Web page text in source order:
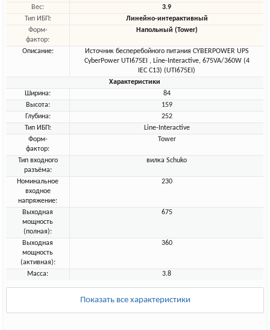
Вес:
3.9
Тип ИБП:
Линейно-интерактивный
Форм-
фактор:
Напольный (Tower)
Описание:
Источник бесперебойного питания CYBERPOWER UPS
CyberPower UTI675EI , Line-Interactive, 675VA/360W (4
IEC С13) (UTI675EI)
Характеристики
Ширина:
84
Высота:
159
Глубина:
252
Тип ИБП:
Line-Interactive
Форм-
фактор:
Tower
Тип входного
разъёма:
вилка Schuko
Номинальное
входное
напряжение:
230
Выходная
мощность
(полная):
675
Выходная
мощность
(активная):
360
Масса: 3.8
Показать все характеристики